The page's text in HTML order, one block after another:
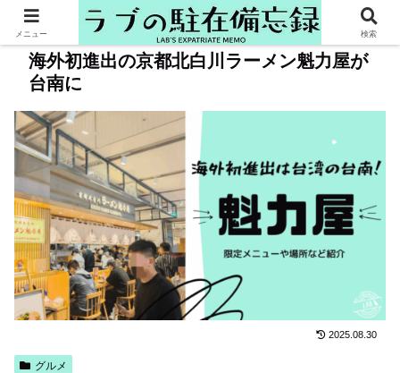
海外初進出の京都北白川ラーメン魁力屋が
台南に
2025.08.30
グルメ
メニュー 検索